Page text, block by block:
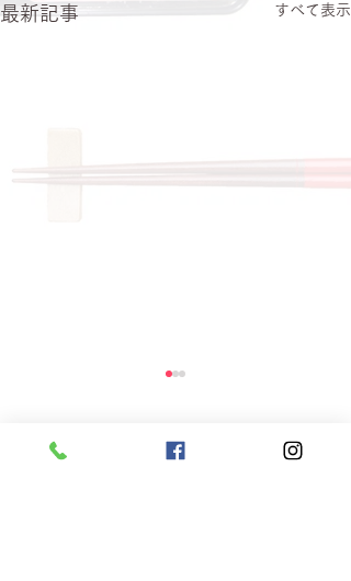
最新記事 すべて表示
コメント